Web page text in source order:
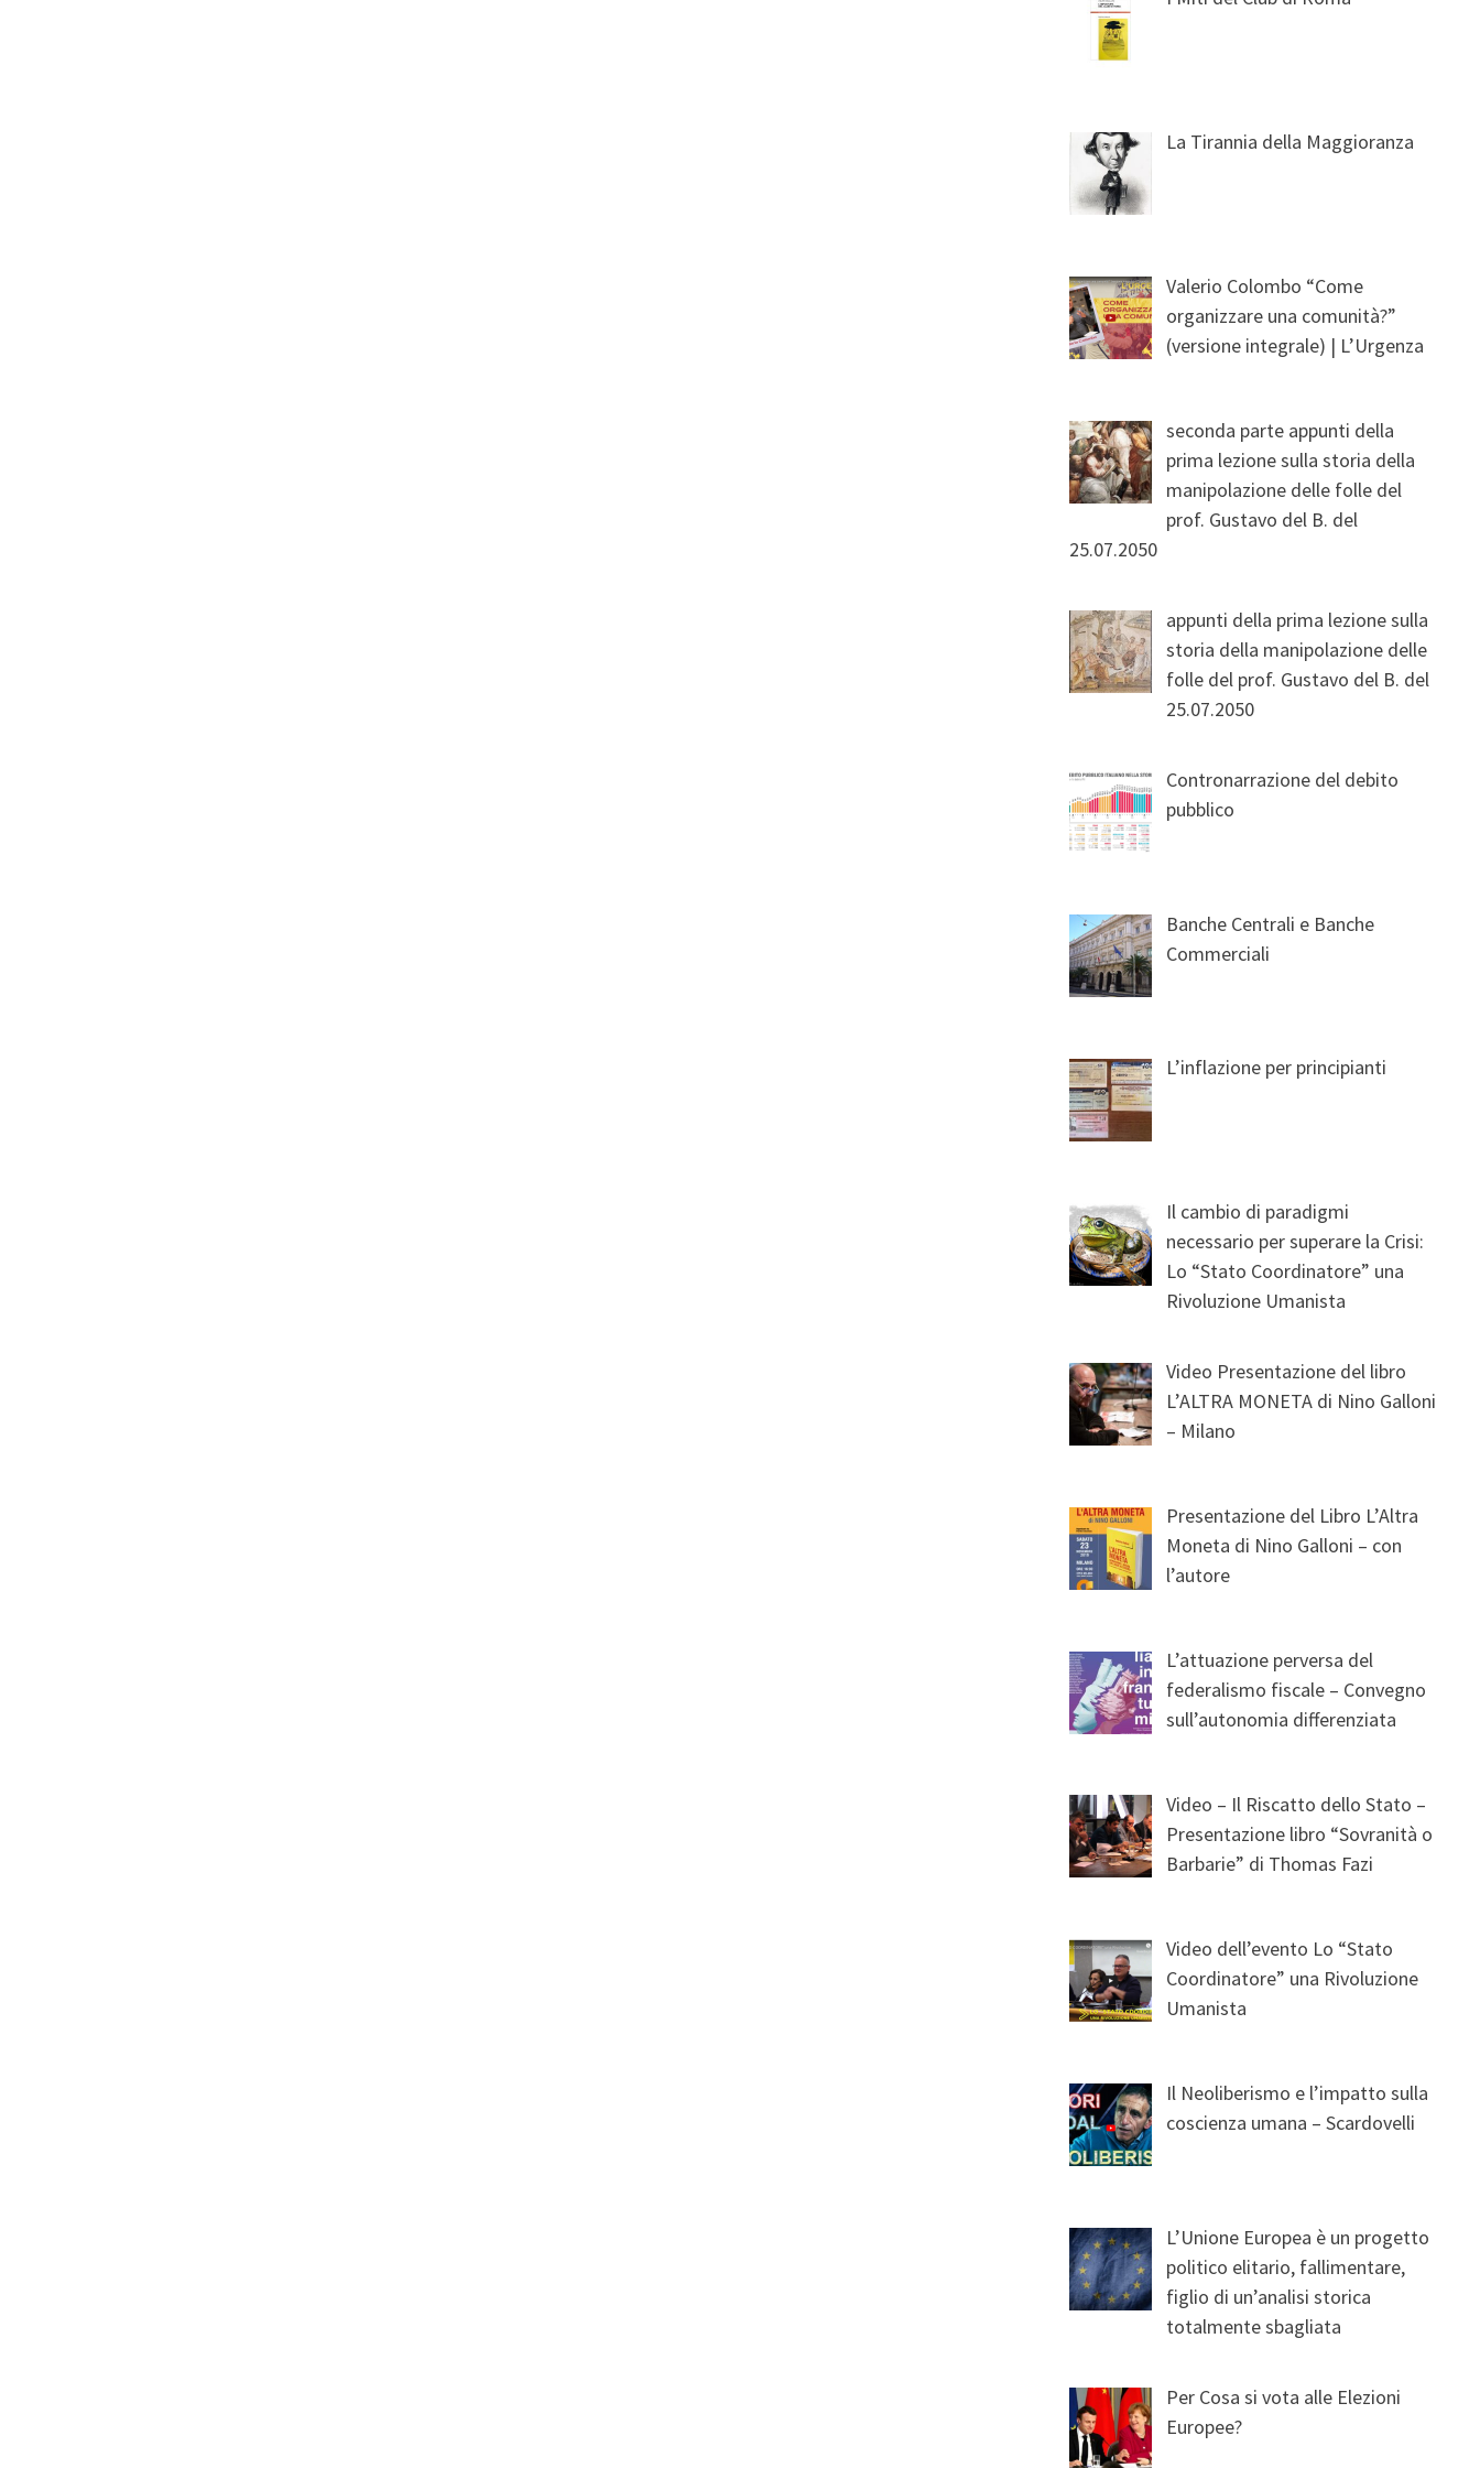
La Tirannia della Maggioranza
Valerio Colombo “Come
organizzare una comunità?”
(versione integrale) | L’Urgenza
seconda parte appunti della
prima lezione sulla storia della
manipolazione delle folle del
prof. Gustavo del B. del
25.07.2050
appunti della prima lezione sulla
storia della manipolazione delle
folle del prof. Gustavo del B. del
25.07.2050
Contronarrazione del debito
pubblico
Banche Centrali e Banche
Commerciali
L’inflazione per principianti
Il cambio di paradigmi
necessario per superare la Crisi:
Lo “Stato Coordinatore” una
Rivoluzione Umanista
Video Presentazione del libro
L’ALTRA MONETA di Nino Galloni
– Milano
Presentazione del Libro L’Altra
Moneta di Nino Galloni – con
l’autore
L’attuazione perversa del
federalismo fiscale – Convegno
sull’autonomia differenziata
Video – Il Riscatto dello Stato –
Presentazione libro “Sovranità o
Barbarie” di Thomas Fazi
Video dell’evento Lo “Stato
Coordinatore” una Rivoluzione
Umanista
Il Neoliberismo e l’impatto sulla
coscienza umana – Scardovelli
L’Unione Europea è un progetto
politico elitario, fallimentare,
figlio di un’analisi storica
totalmente sbagliata
Per Cosa si vota alle Elezioni
Europee?